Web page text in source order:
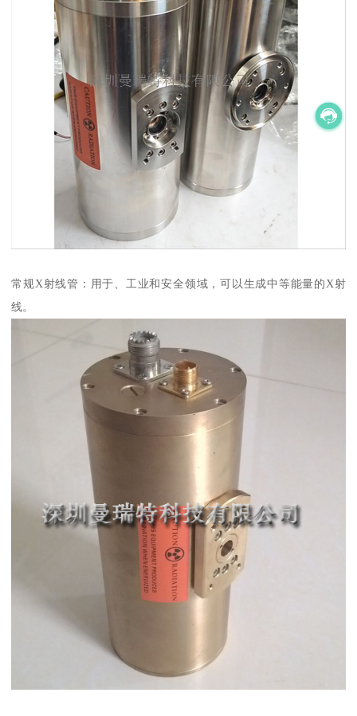
常规X射线管：用于、工业和安全领域，可以生成中等能量的X射
线。